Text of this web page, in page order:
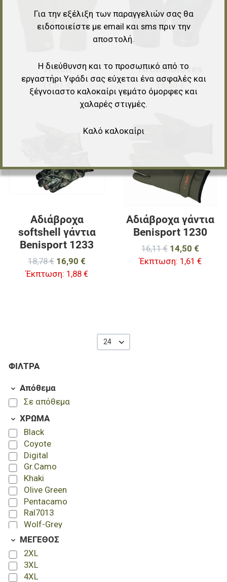
ΦΊΛΤΡΑ
Απόθεμα
Σε απόθεμα
ΧΡΩΜΑ
Black
Coyote
Digital
Gr.Camo
Khaki
Olive Green
Pentacamo
Ral7013
Wolf-Grey
ΜΕΓΕΘΟΣ
2XL
3XL
4XL
Γρήγορη ματιά
Triton
11,61 €
Arctic Gloves
15,30 €
Αδιάβροχα
softshell γάντια
Benisport 1233
18,78 € 16,90 €
Έκπτωση: 1,88 €
Αδιάβροχα γάντια
Benisport 1230
16,11 € 14,50 €
Έκπτωση: 1,61 €
24
Για την εξέλιξη των παραγγελιών σας θα
ειδοποιείστε με email και sms πριν την
αποστολή.
Η διεύθυνση και το προσωπικό από το
εργαστήρι Υφάδι σας εύχεται ένα ασφαλές και
ξέγνοιαστο καλοκαίρι γεμάτο όμορφες και
χαλαρές στιγμές.
Καλό καλοκαίρι